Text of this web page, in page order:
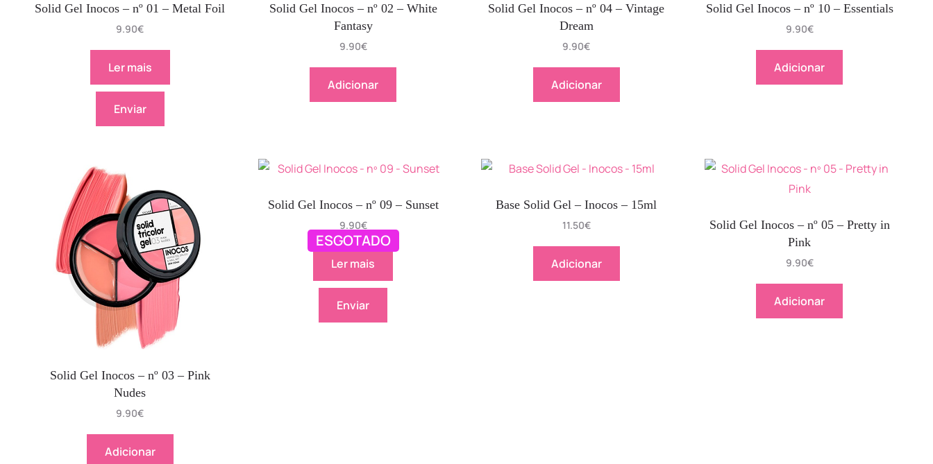
Solid Gel Inocos – nº 01 – Metal Foil
9.90€
Ler mais
Enviar
Solid Gel Inocos – nº 02 – White
Fantasy
9.90€
Adicionar
Solid Gel Inocos – nº 04 – Vintage
Dream
9.90€
Adicionar
Solid Gel Inocos – nº 10 – Essentials
9.90€
Adicionar
Solid Gel Inocos – nº 03 – Pink
Nudes
9.90€
Adicionar
ESGOTADO
Solid Gel Inocos – nº 09 – Sunset
9.90€
Ler mais
Enviar
Base Solid Gel – Inocos – 15ml
11.50€
Adicionar
Solid Gel Inocos – nº 05 – Pretty in
Pink
9.90€
Adicionar